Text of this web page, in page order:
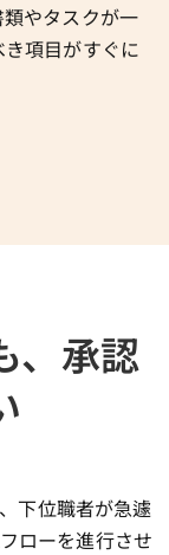
やタスクが一
項目がすぐに
、承認
下位職者が急遽
ローを進行させ